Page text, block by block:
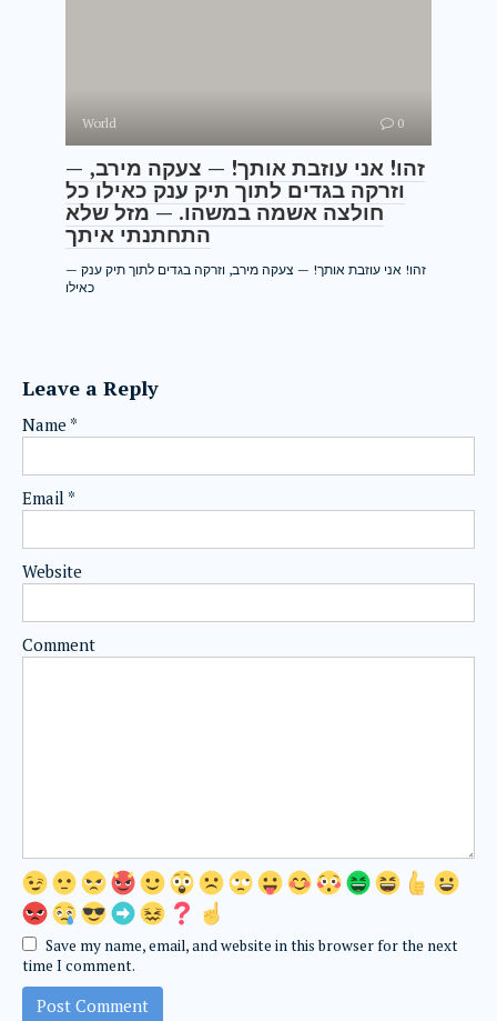
World 0
— זהו! אני עוזבת אותך! — צעקה מירב,
וזרקה בגדים לתוך תיק ענק כאילו כל
חולצה אשמה במשהו. — מזל שלא
התחתנתי איתך
— זהו! אני עוזבת אותך! — צעקה מירב, וזרקה בגדים לתוך תיק ענק
כאילו
Leave a Reply
Name *
Email *
Website
Comment
Save my name, email, and website in this browser for the next
time I comment.